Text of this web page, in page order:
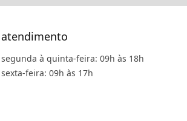
atendimento
segunda à quinta-feira: 09h às 18h
sexta-feira: 09h às 17h